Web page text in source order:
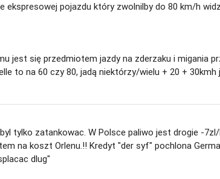
ekspresowej pojazdu który zwolnilby do 80 km/h
jest się przedmiotem jazdy na zderzaku i migania
to na 60 czy 80, jadą niektórzy/wielu + 20 +
tylko zatankowac. W Polsce paliwo jest drogie -
na koszt Orlenu.!! Kredyt "der syf" pochlona
dlug"